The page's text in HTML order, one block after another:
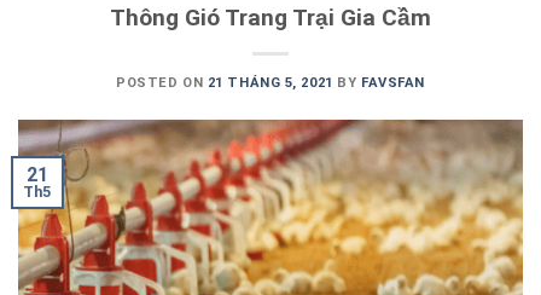
Thông Gió Trang Trại Gia Cầm
POSTED ON 21 THÁNG 5, 2021 BY FAVSFAN
21
Th5